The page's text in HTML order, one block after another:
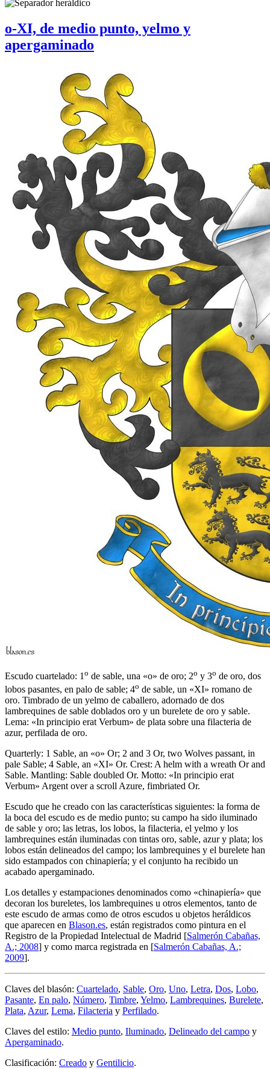
o-XI, de medio punto, yelmo y
apergaminado
Escudo cuartelado: 1 o de sable, una «o» de oro; 2o y 3o de oro, dos
lobos pasantes, en palo de sable; 4o de sable, un «XI» romano de
oro. Timbrado de un yelmo de caballero, adornado de dos
lambrequines de sable doblados oro y un burelete de oro y sable.
Lema: «In principio erat Verbum» de plata sobre una filacteria de
azur, perfilada de oro.
Quarterly: 1 Sable, an «o» Or; 2 and 3 Or, two Wolves passant, in
pale Sable; 4 Sable, an «XI» Or. Crest: A helm with a wreath Or and
Sable. Mantling: Sable doubled Or. Motto: «In principio erat
Verbum» Argent over a scroll Azure, fimbriated Or.
Escudo que he creado con las características siguientes: la forma de
la boca del escudo es de medio punto; su campo ha sido iluminado
de sable y oro; las letras, los lobos, la filacteria, el yelmo y los
lambrequines están iluminadas con tintas oro, sable, azur y plata; los
lobos están delineados del campo; los lambrequines y el burelete han
sido estampados con chinapiería; y el conjunto ha recibido un
acabado apergaminado.
Los detalles y estampaciones denominados como «chinapiería» que
decoran los bureletes, los lambrequines u otros elementos, tanto de
este escudo de armas como de otros escudos u objetos heráldicos
que aparecen en Blason.es, están registrados como pintura en el
Registro de la Propiedad Intelectual de Madrid [Salmerón Cabañas,
A.; 2008] y como marca registrada en [Salmerón Cabañas, A.;
2009].
Claves del blasón: Cuartelado, Sable, Oro, Uno, Letra, Dos, Lobo,
Pasante, En palo, Número, Timbre, Yelmo, Lambrequines, Burelete,
Plata, Azur, Lema, Filacteria y Perfilado.
Claves del estilo: Medio punto, Iluminado, Delineado del campo y
Apergaminado.
Clasificación: Creado y Gentilicio.